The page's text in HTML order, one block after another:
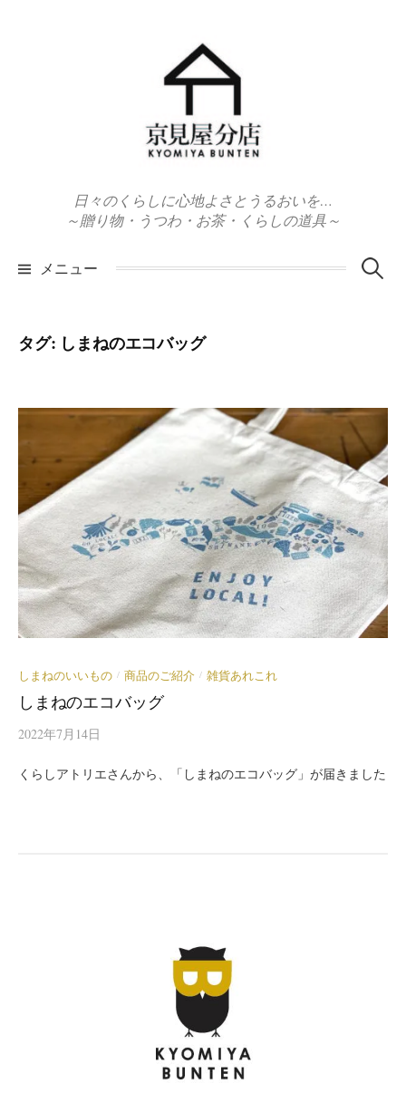
日々のくらしに心地よさとうるおいを…
～贈り物・うつわ・お茶・くらしの道具～
メニュー 検
タグ: しまねのエコバッグ
しまねのいいもの / 商品のご紹介 / 雑貨あれこれ
しまねのエコバッグ
2022年7月14日
くらしアトリエさんから、「しまねのエコバッグ」が届きました